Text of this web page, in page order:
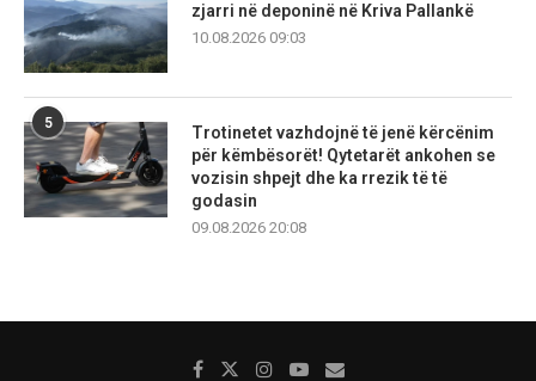
zjarri në deponinë në Kriva Pallankë
10.08.2026 09:03
5
Trotinetet vazhdojnë të jenë kërcënim
për këmbësorët! Qytetarët ankohen se
vozisin shpejt dhe ka rrezik të të
godasin
09.08.2026 20:08